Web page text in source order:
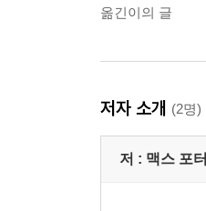
옮긴이의 글
저자 소개 (2명)
저 : 맥스 포터